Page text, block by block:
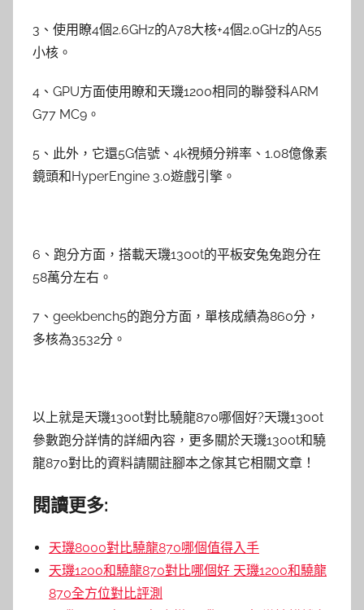
3、使用瞭4個2.6GHz的A78大核+4個2.0GHz的A55
小核。
4、GPU方面使用瞭和天璣1200相同的聯發科ARM
G77 MC9。
5、此外，它還5G信號、4k視頻分辨率、1.08億像素
鏡頭和HyperEngine 3.0遊戲引擎。
6、跑分方面，搭載天璣1300t的平板安兔兔跑分在
58萬分左右。
7、geekbench5的跑分方面，單核成績為860分，
多核為3532分。
以上就是天璣1300t對比驍龍870哪個好?天璣1300t
參數跑分詳情的詳細內容，更多關於天璣1300t和驍
龍870對比的資料請關註腳本之傢其它相關文章！
閱讀更多:
天璣8000對比驍龍870哪個值得入手
天璣1200和驍龍870對比哪個好 天璣1200和驍龍
870全方位對比評測